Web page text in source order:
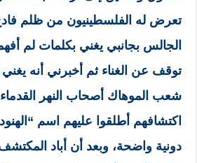
تعرض له الفلسطينيون من ظلم
الجالس بجانبي يغني بكلمات لم
توقف عن الغناء ثم أخبرني أنه
شعب الموهاك أصحاب النهر
اكتشافهم أطلقوا عليهم اسم
دونية واضحة، وبعد أن أباد المكتشف